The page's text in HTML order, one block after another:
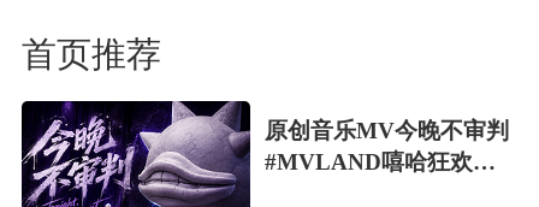
首页推荐
原创音乐MV今晚不审判
#MVLAND嘻哈狂欢派